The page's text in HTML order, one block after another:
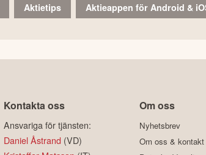
Aktietips Aktieappen för Android &
Kontakta oss
Ansvariga för tjänsten:
Daniel Åstrand (VD)
Om oss
Nyhetsbrev
Om oss & kontakt